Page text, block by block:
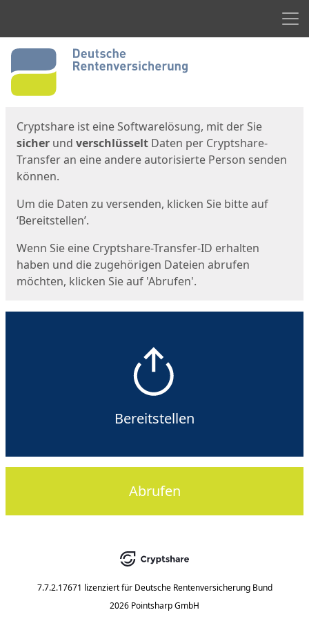
Start
Cryptshare ist eine Softwarelösung, mit der Sie
sicher und verschlüsselt Daten per Cryptshare-
Transfer an eine andere autorisierte Person senden
können.
Um die Daten zu versenden, klicken Sie bitte auf
‘Bereitstellen’.
Wenn Sie eine Cryptshare-Transfer-ID erhalten
haben und die zugehörigen Dateien abrufen
möchten, klicken Sie auf 'Abrufen'.
Bereitstellen
Abrufen
7.7.2.17671 lizenziert für Deutsche Rentenversicherung Bund
2026 Pointsharp GmbH